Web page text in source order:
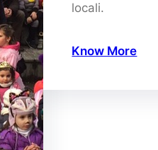
locali.
Know More